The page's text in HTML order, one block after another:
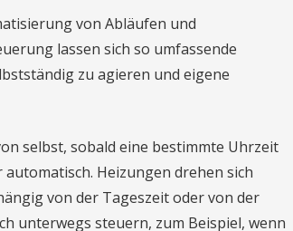
von Abläufen und
lassen sich so umfassende
zu agieren und eigene
selbst, sobald eine bestimmte Uhrzeit
Heizungen drehen sich
von der Tageszeit oder von der
unterwegs steuern, zum Beispiel, wenn